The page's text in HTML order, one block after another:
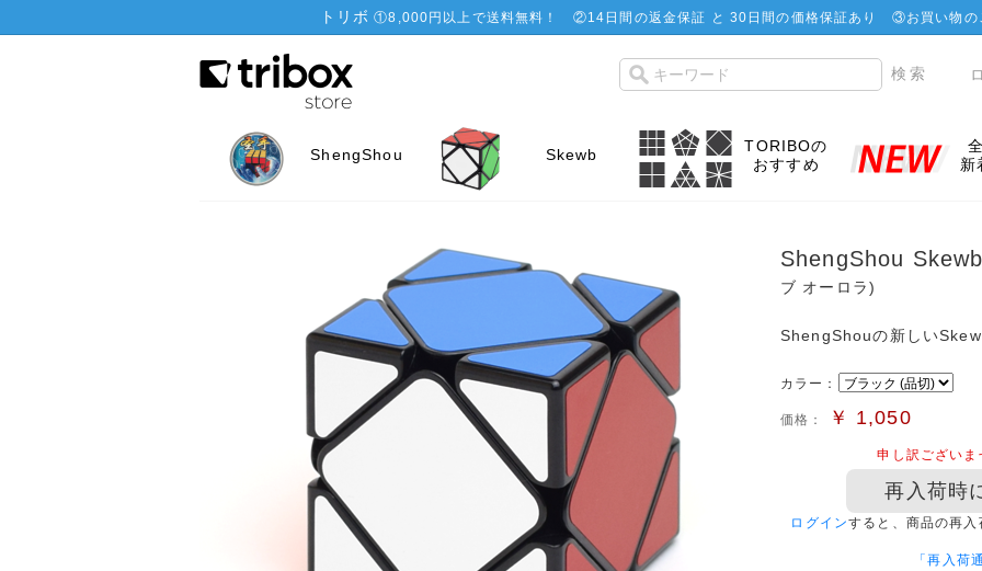
トリボ ①8,000円以上で送料無料！ ②14日間の返金保証 と 30日間の価格保証あり ③お買い物の
ShengShou Skewb
TORIBOの
おすすめ
新
ShengShou
ブ オーロラ)
ShengShouの新しい
カラー：
価格： ￥ 1,050
申し訳ござい
再入荷時
ログインすると、商品の再
「再入荷